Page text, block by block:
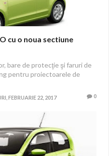
cu o noua sectiune
bare de protecţie şi faruri de
pentru proiectoarele de
FEBRUARIE 22, 2017 0